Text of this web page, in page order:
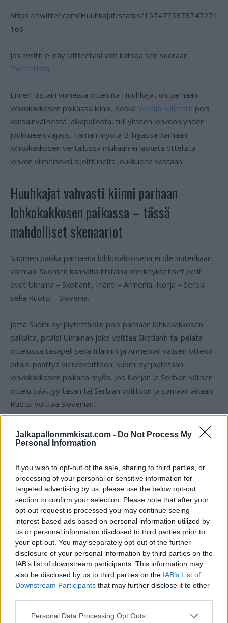
Jalkapallonmmkisat.com - Do Not Process My
Personal Information
If you wish to opt-out of the sale, sharing to third parties, or
processing of your personal or sensitive information for
targeted advertising by us, please use the below opt-out
section to confirm your selection. Please note that after your
opt-out request is processed you may continue seeing
interest-based ads based on personal information utilized by
us or personal information disclosed to third parties prior to
your opt-out. You may separately opt-out of the further
disclosure of your personal information by third parties on the
IAB’s list of downstream participants. This information may
also be disclosed by us to third parties on the IAB’s List of
Downstream Participants that may further disclose it to other
Personal Data Processing Opt Outs
https://twitter.com/Huuhkajat/status/1574775878747271
169
Jos twiitti ei näy laitteellasi voit katsoa sen suoraan
Twitteristä.
Ennen tiistain viimeisiä otteluita Huuhkajat on parhaan
lohkokakkosen paikassa kiinni. Koska Venäjä suljettiin pois
kansainvälisestä jalkapallosta, tuli yhteen lohkoon yhden
joukkueen vajaus. Tämän myötä B-liigassa parhaan
lohkokakkosen vertailussa mukaan ei lasketa otteluita
lohkon viimeiseksi sijoittuneita joukkueita vastaan.
Huuhkajat vahvasti kiinni parhaan
lohkokakkosen paikassa – tässä
mahdolliset skenaariot
Suomen paikka parhaana lohkokakkosena ei ole kuitenkaan
varmaa. Suomen kannalta tiistaina merkitykselliset pelit
ovat Ukraina – Skotlanti, Irlanti – Armenia, Norja – Serbia
sekä Ruotsi – Slovenia.
Jotta Suomi syrjäytettäisiin pois parhaan lohkokakkosen
paikalta, pitäisi Ukrainan joko voittaa Skotlanti tai pelata
ottelussa tasapeli sekä Irlannin ja Armenian välisen ottelun
pitäisi päättyä vierasvoittoon. Suomi syrjäytetään
lohkokakkosen paikalta myös, jos Norjan ja Serbian välinen
ottelu päättyy tasan tai Serbian voittoon ja samaan aikaan
Ruotsi voittaa Slovenian.
Edellinen artikkeli
Kansojen liiga jatkuu tällä
viikolla – näistä asetelmista
Huuhkajat lähtee otteluihinsa
Seuraava artikkeli
Omia maaleja, Neymarin
teatterit… Katso MM-kisojen
2018 TOP 10 -hauskimmat
hetket!
Jalkapallon MM-kisat 2026